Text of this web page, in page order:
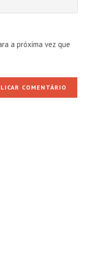
a próxima vez que